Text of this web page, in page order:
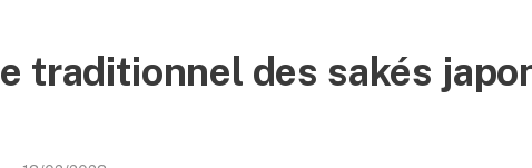
traditionnel des sakés